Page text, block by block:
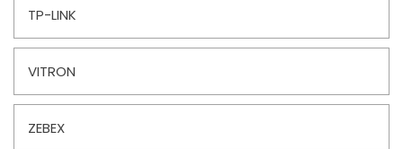
TP-LINK
VITRON
ZEBEX